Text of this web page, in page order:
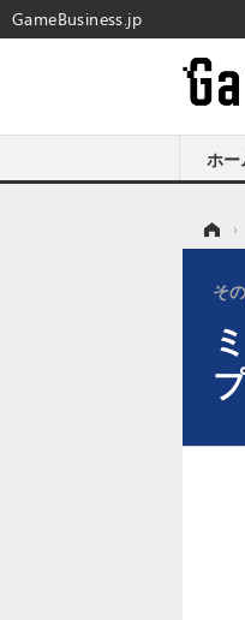
ホー
›
そ
GameBusiness.jp